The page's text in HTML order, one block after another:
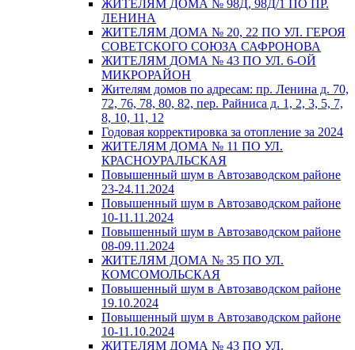
ЖИТЕЛЯМ ДОМА № 98Д, 98Д/1 ПО ПР.
ЛЕНИНА
ЖИТЕЛЯМ ДОМА № 20, 22 ПО УЛ. ГЕРОЯ
СОВЕТСКОГО СОЮЗА САФРОНОВА
ЖИТЕЛЯМ ДОМА № 43 ПО УЛ. 6-ОЙ
МИКРОРАЙОН
Жителям домов по адресам: пр. Ленина д. 70,
72, 76, 78, 80, 82, пер. Райниса д. 1, 2, 3, 5, 7,
8, 10, 11, 12
Годовая корректировка за отопление за 2024
ЖИТЕЛЯМ ДОМА № 11 ПО УЛ.
КРАСНОУРАЛЬСКАЯ
Повышенный шум в Автозаводском районе
23-24.11.2024
Повышенный шум в Автозаводском районе
10-11.11.2024
Повышенный шум в Автозаводском районе
08-09.11.2024
ЖИТЕЛЯМ ДОМА № 35 ПО УЛ.
КОМСОМОЛЬСКАЯ
Повышенный шум в Автозаводском районе
19.10.2024
Повышенный шум в Автозаводском районе
10-11.10.2024
ЖИТЕЛЯМ ДОМА № 43 ПО УЛ.